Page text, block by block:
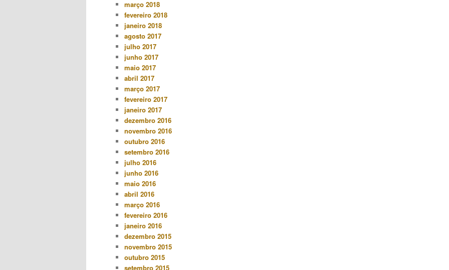
março 2018
fevereiro 2018
janeiro 2018
agosto 2017
julho 2017
junho 2017
maio 2017
abril 2017
março 2017
fevereiro 2017
janeiro 2017
dezembro 2016
novembro 2016
outubro 2016
setembro 2016
julho 2016
junho 2016
maio 2016
abril 2016
março 2016
fevereiro 2016
janeiro 2016
dezembro 2015
novembro 2015
outubro 2015
setembro 2015